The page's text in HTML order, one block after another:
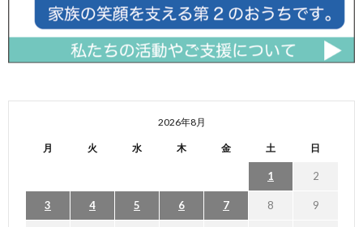
2026年8月
月 火 水 木 金 土 日
1 2
3 4 5 6 7 8 9